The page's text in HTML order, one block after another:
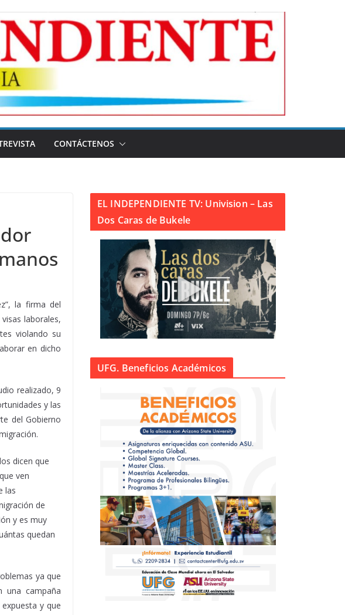
CONTÁCTENOS
la firma del
laborales,
violando su
en dicho
realizado, 9
y las
del Gobierno
dicen que
ven
las
de
y es muy
quedan
ya que
una campaña
y que
EL INDEPENDIENTE TV: Univision – Las
Dos Caras de Bukele
UFG. Beneficios Académicos